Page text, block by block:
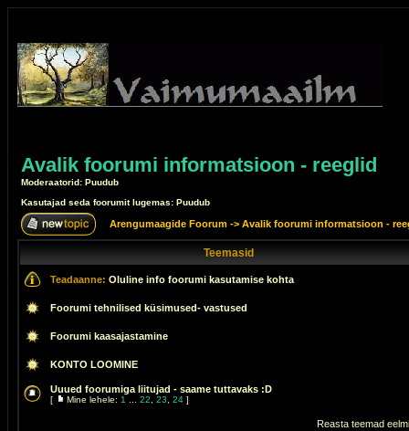
Avalik foorumi informatsioon - reeglid
Moderaatorid: Puudub
Kasutajad seda foorumit lugemas: Puudub
Arengumaagide Foorum -> Avalik foorumi informatsioon -
Teemasid
Teadaanne: Oluline info foorumi kasutamise kohta
Foorumi tehnilised küsimused- vastused
Foorumi kaasajastamine
KONTO LOOMINE
Uuued foorumiga liitujad - saame tuttavaks :D
[ Mine lehele: 1 22 23 24 ]
Reasta teemad